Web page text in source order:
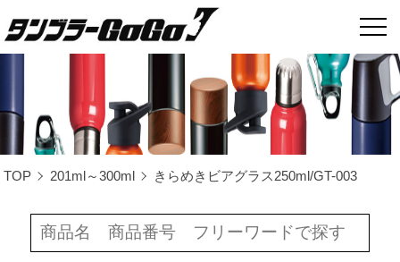
TOP 201ml～300ml きらめきビアグラス250ml/GT-003